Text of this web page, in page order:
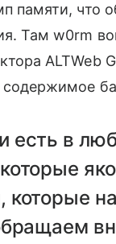
памяти, что
Там w0rm
содержимое
есть в
которые